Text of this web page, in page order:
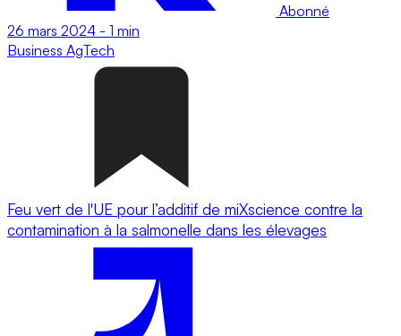
Abonné
26 mars 2024 - 1 min
Business AgTech
Feu vert de l'UE pour l’additif de miXscience contre la
contamination à la salmonelle dans les élevages